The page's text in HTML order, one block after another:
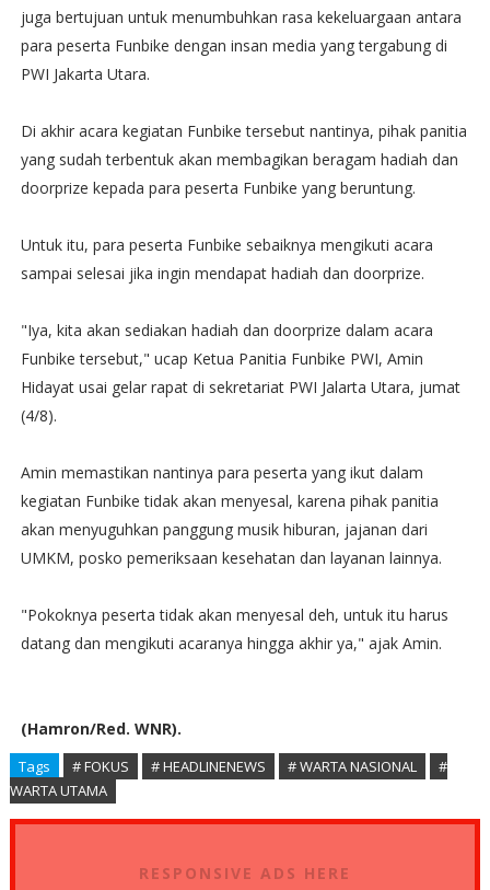
juga bertujuan untuk menumbuhkan rasa kekeluargaan antara
para peserta Funbike dengan insan media yang tergabung di
PWI Jakarta Utara.
Di akhir acara kegiatan Funbike tersebut nantinya, pihak panitia
yang sudah terbentuk akan membagikan beragam hadiah dan
doorprize kepada para peserta Funbike yang beruntung.
Untuk itu, para peserta Funbike sebaiknya mengikuti acara
sampai selesai jika ingin mendapat hadiah dan doorprize.
"Iya, kita akan sediakan hadiah dan doorprize dalam acara
Funbike tersebut," ucap Ketua Panitia Funbike PWI, Amin
Hidayat usai gelar rapat di sekretariat PWI Jalarta Utara, jumat
(4/8).
Amin memastikan nantinya para peserta yang ikut dalam
kegiatan Funbike tidak akan menyesal, karena pihak panitia
akan menyuguhkan panggung musik hiburan, jajanan dari
UMKM, posko pemeriksaan kesehatan dan layanan lainnya.
"Pokoknya peserta tidak akan menyesal deh, untuk itu harus
datang dan mengikuti acaranya hingga akhir ya," ajak Amin.
(Hamron/Red. WNR).
Tags # FOKUS # HEADLINENEWS # WARTA NASIONAL
#
WARTA UTAMA
RESPONSIVE ADS HERE